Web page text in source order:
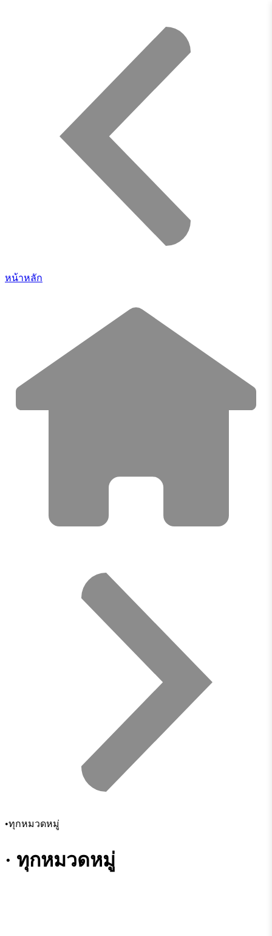
หน้าหลัก
•ทุกหมวดหมู่
· ทุกหมวดหมู่